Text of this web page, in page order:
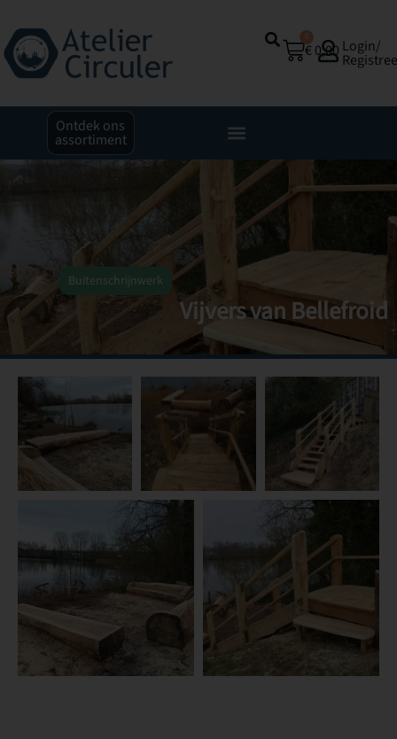
€ 0,00 Login/
Ontdek ons
assortiment
PROJECT Buitenschrijnwerk
Vijvers van Bellefroid